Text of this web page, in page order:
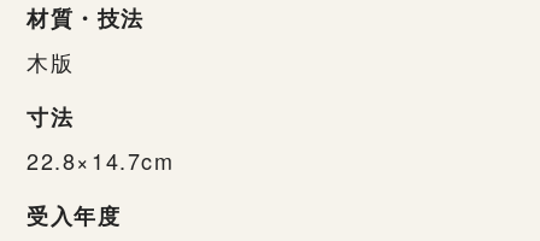
材質・技法
木版
寸法
22.8×14.7cm
受入年度